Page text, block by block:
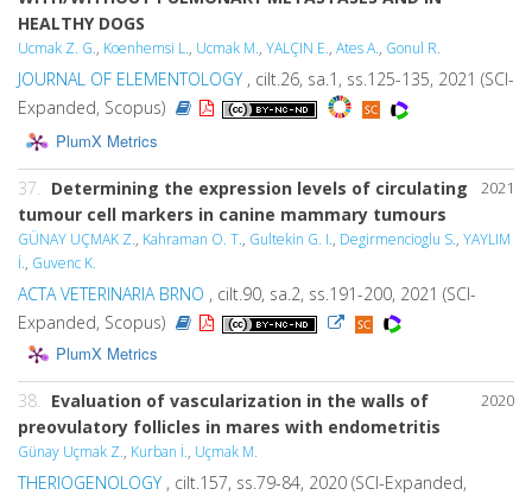
HEALTHY DOGS
Ucmak Z. G., Koenhemsi L., Ucmak M., YALÇIN E., Ates A., Gonul R.
JOURNAL OF ELEMENTOLOGY , cilt.26, sa.1, ss.125-135, 2021 (SCI-
Expanded, Scopus)
PlumX Metrics
2021
37. Determining the expression levels of circulating
tumour cell markers in canine mammary tumours
GÜNAY UÇMAK Z., Kahraman O. T., Gultekin G. I., Degirmencioglu S., YAYLIM
İ., Guvenc K.
ACTA VETERINARIA BRNO , cilt.90, sa.2, ss.191-200, 2021 (SCI-
Expanded, Scopus)
PlumX Metrics
2020
38. Evaluation of vascularization in the walls of
preovulatory follicles in mares with endometritis
Günay Uçmak Z., Kurban İ., Uçmak M.
THERIOGENOLOGY , cilt.157, ss.79-84, 2020 (SCI-Expanded,